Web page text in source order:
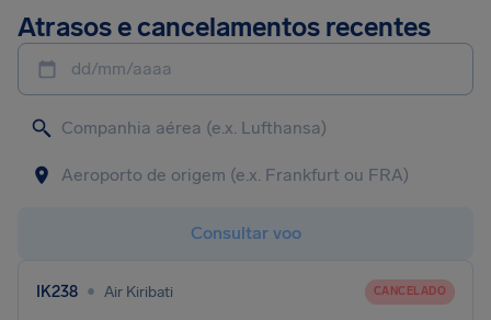
Atrasos e cancelamentos recentes
dd/mm/aaaa
Consultar voo
IK238 • Air Kiribati CANCELADO